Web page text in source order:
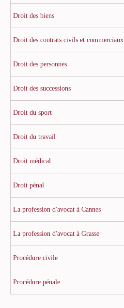
Droit des biens
Droit des contrats civils et commerciaux
Droit des personnes
Droit des successions
Droit du sport
Droit du travail
Droit médical
Droit pénal
La profession d'avocat à Cannes
La profession d'avocat à Grasse
Procédure civile
Procédure pénale